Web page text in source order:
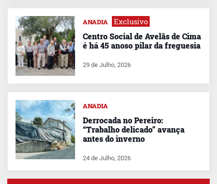
ANADIA Exclusivo
Centro Social de Avelãs de Cima
é há 45 anoso pilar da freguesia
29 de Julho, 2026
ANADIA
Derrocada no Pereiro:
“Trabalho delicado” avança
antes do inverno
24 de Julho, 2026